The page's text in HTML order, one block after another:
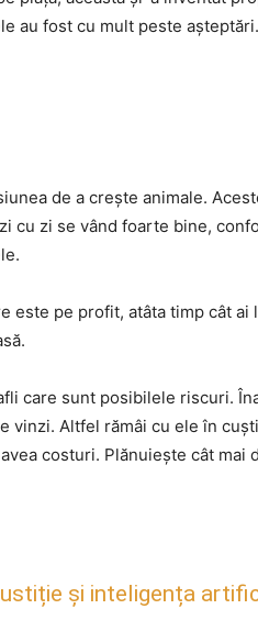
au fost cu mult peste așteptări.
de a crește animale.
cu zi se vând foarte bine,
este pe profit, atâta timp cât ai
care sunt posibilele riscuri.
vinzi. Altfel rămâi cu ele în
costuri. Plănuiește cât mai
și inteligența